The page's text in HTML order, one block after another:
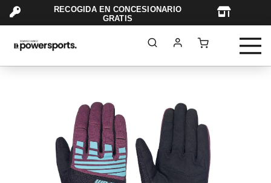
RECOGIDA EN CONCESIONARIO
GRATIS